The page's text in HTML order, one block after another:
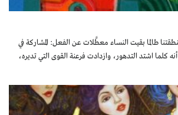
طالما بقيت النساء معطَّلات عن الفعل: المشاركة في
كلما اشتد التدهور، وازدادت فرعنة القوى التي تديره،